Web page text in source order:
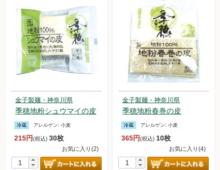
金子製麺・神奈川県
季穂地粉シュウマイの皮
冷蔵 アレルゲン: 小麦
215円(税込) 30枚
お気に入り(2)
金子製麺・神奈川県
季穂地粉春巻の皮
冷蔵 アレルゲン:小麦
365円(税込) 10枚
お気に入り(4)